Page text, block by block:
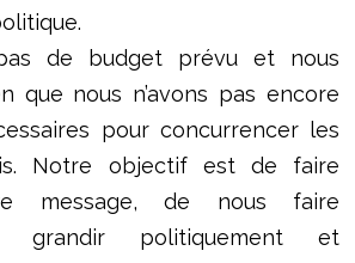
pas de budget prévu et nous
que nous n’avons pas encore
pour concurrencer les
Notre objectif est de faire
message, de nous faire
grandir politiquement et